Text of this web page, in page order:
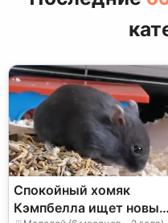
Спокойный хомяк
Кэмпбелла ищет новый